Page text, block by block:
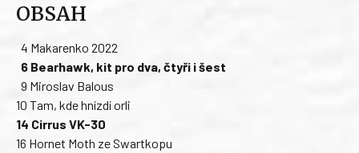
OBSAH
4 Makarenko 2022
6 Bearhawk, kit pro dva, čtyři i šest
9 Miroslav Balous
10 Tam, kde hnízdí orli
14 Cirrus VK-30
16 Hornet Moth ze Swartkopu